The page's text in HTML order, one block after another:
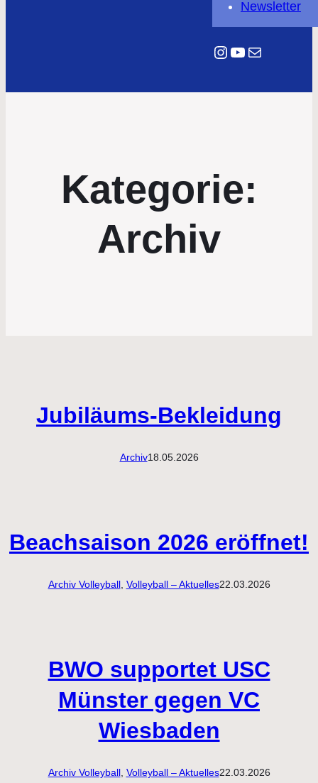
Newsletter
Instagram
YouTube
E-Mail
Kategorie:
Archiv
Jubiläums-Bekleidung
Archiv18.05.2026
Beachsaison 2026 eröffnet!
Archiv Volleyball, Volleyball – Aktuelles22.03.2026
BWO supportet USC
Münster gegen VC
Wiesbaden
Archiv Volleyball, Volleyball – Aktuelles22.03.2026